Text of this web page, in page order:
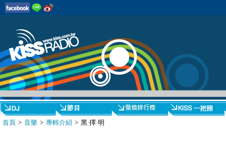
首頁 > 音樂 > 專輯介紹 > 黑·擇·明